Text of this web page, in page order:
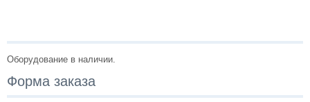
Оборудование в наличии.
Форма заказа